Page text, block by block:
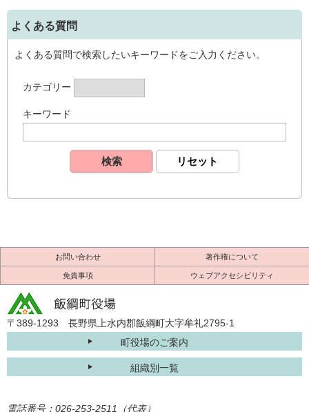
よくある質問
よくある質問で検索したいキーワードをご入力ください。
カテゴリー
キーワード
お問い合わせ 著作権について
免責事項 ウェブアクセシビリティ
〒389-1293 長野県上水内郡飯綱町大字牟礼2795-1
町役場のご案内
組織別一覧
電話番号：026-253-2511（代表）